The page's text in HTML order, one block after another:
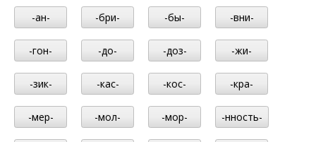
-ан-
-бри- -бы- -вни-
-гон- -до- -доз- -жи-
-зик- -кас- -кос- -кра-
-мер- -мол- -мор- -нность-